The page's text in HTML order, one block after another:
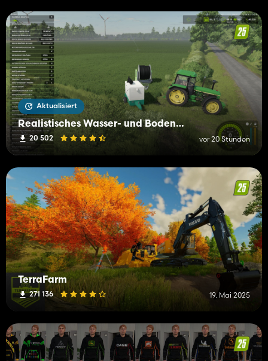
Aktualisiert
Realistisches Wasser- und Bodenmanagement (RWSM)
20 502 vor 20 Stunden
TerraFarm
271 136 19. Mai 2025